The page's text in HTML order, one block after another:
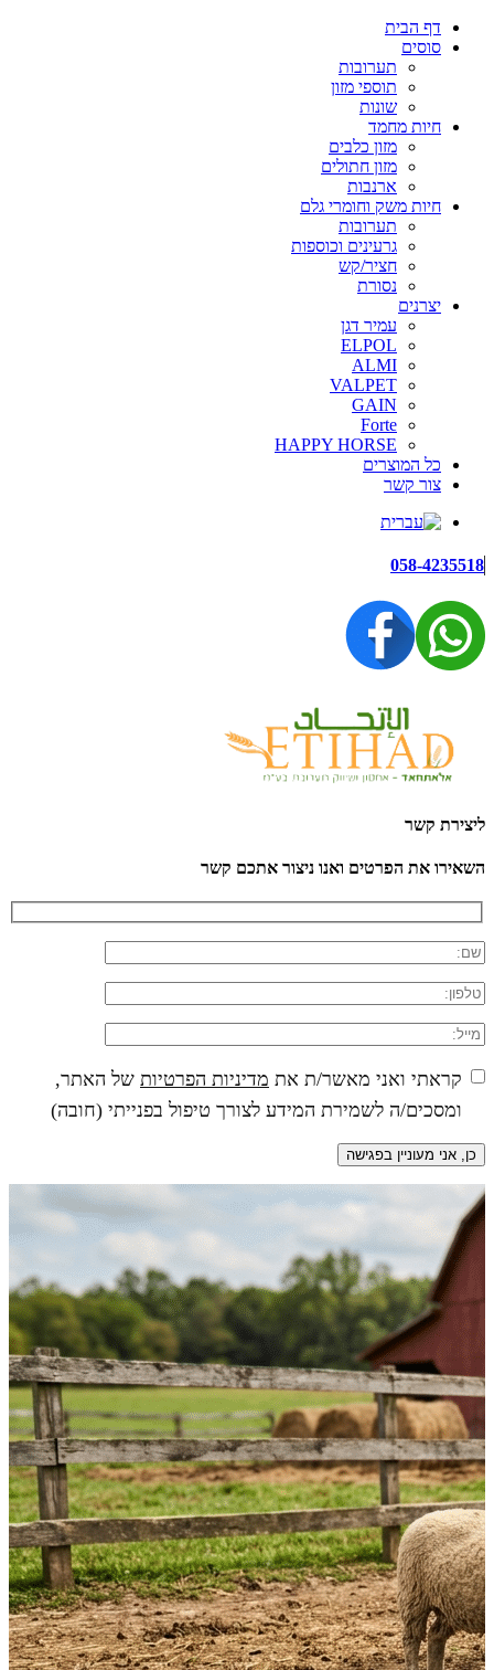
דף הבית
סוסים
תערובות
תוספי מזון
שונות
חיות מחמד
מזון כלבים
מזון חתולים
ארנבות
חיות משק וחומרי גלם
תערובות
גרעינים וכוספות
חציר/קש
נסורת
יצרנים
עמיר דגן
ELPOL
ALMI
VALPET
GAIN
Forte
HAPPY HORSE
כל המוצרים
צור קשר
058-4235518
ליצירת קשר
השאירו את הפרטים ואנו ניצור אתכם קשר
קראתי ואני מאשר/ת את מדיניות הפרטיות של האתר,
ומסכים/ה לשמירת המידע לצורך טיפול בפנייתי (חובה)